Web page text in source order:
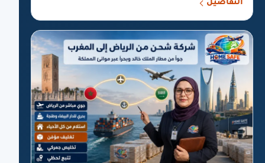
التفاصيل